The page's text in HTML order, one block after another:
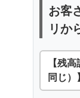
お客
リか
【残
同じ）